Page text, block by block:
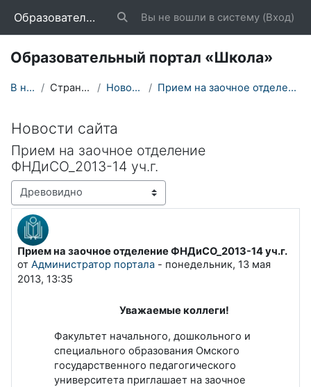
Образовательный портал «Школа» Изменить данные поисковой строки
Вы не вошли в систему (Вход)
Образовательный портал «Школа»
В начало Страницы сайта Новости сайта Прием на заочное отделение ФНДиСО_2013-14 уч.г.
Новости сайта
Прием на заочное отделение
ФНДиСО_2013-14 уч.г.
Режим отображения
Прием на заочное отделение ФНДиСО_2013-14 уч.г.
от Администратор портала - понедельник, 13 мая
2013, 13:35
Количество ответов: 0
Уважаемые коллеги!
Факультет начального, дошкольного и
специального образования Омского
государственного педагогического
университета приглашает на заочное